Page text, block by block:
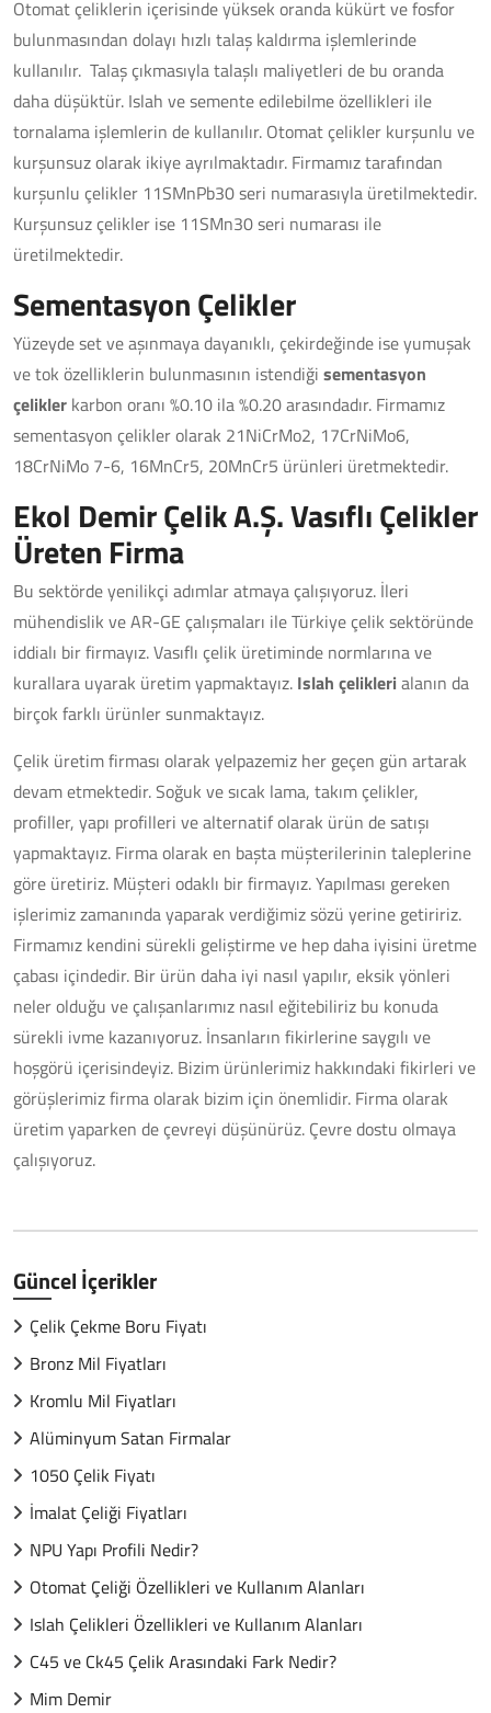
Otomat çeliklerin içerisinde yüksek oranda kükürt ve fosfor
bulunmasından dolayı hızlı talaş kaldırma işlemlerinde
kullanılır. Talaş çıkmasıyla talaşlı maliyetleri de bu oranda
daha düşüktür. Islah ve semente edilebilme özellikleri ile
tornalama işlemlerin de kullanılır. Otomat çelikler kurşunlu ve
kurşunsuz olarak ikiye ayrılmaktadır. Firmamız tarafından
kurşunlu çelikler 11SMnPb30 seri numarasıyla üretilmektedir.
Kurşunsuz çelikler ise 11SMn30 seri numarası ile
üretilmektedir.
Sementasyon Çelikler
Yüzeyde set ve aşınmaya dayanıklı, çekirdeğinde ise yumuşak
ve tok özelliklerin bulunmasının istendiği sementasyon
çelikler karbon oranı %0.10 ila %0.20 arasındadır. Firmamız
sementasyon çelikler olarak 21NiCrMo2, 17CrNiMo6,
18CrNiMo 7-6, 16MnCr5, 20MnCr5 ürünleri üretmektedir.
Ekol Demir Çelik A.Ş. Vasıflı Çelikler
Üreten Firma
Bu sektörde yenilikçi adımlar atmaya çalışıyoruz. İleri
mühendislik ve AR-GE çalışmaları ile Türkiye çelik sektöründe
iddialı bir firmayız. Vasıflı çelik üretiminde normlarına ve
kurallara uyarak üretim yapmaktayız. Islah çelikleri alanın da
birçok farklı ürünler sunmaktayız.
Çelik üretim firması olarak yelpazemiz her geçen gün artarak
devam etmektedir. Soğuk ve sıcak lama, takım çelikler,
profiller, yapı profilleri ve alternatif olarak ürün de satışı
yapmaktayız. Firma olarak en başta müşterilerinin taleplerine
göre üretiriz. Müşteri odaklı bir firmayız. Yapılması gereken
işlerimiz zamanında yaparak verdiğimiz sözü yerine getiririz.
Firmamız kendini sürekli geliştirme ve hep daha iyisini üretme
çabası içindedir. Bir ürün daha iyi nasıl yapılır, eksik yönleri
neler olduğu ve çalışanlarımız nasıl eğitebiliriz bu konuda
sürekli ivme kazanıyoruz. İnsanların fikirlerine saygılı ve
hoşgörü içerisindeyiz. Bizim ürünlerimiz hakkındaki fikirleri ve
görüşlerimiz firma olarak bizim için önemlidir. Firma olarak
üretim yaparken de çevreyi düşünürüz. Çevre dostu olmaya
çalışıyoruz.
Güncel İçerikler
Çelik Çekme Boru Fiyatı
Bronz Mil Fiyatları
Kromlu Mil Fiyatları
Alüminyum Satan Firmalar
1050 Çelik Fiyatı
İmalat Çeliği Fiyatları
NPU Yapı Profili Nedir?
Otomat Çeliği Özellikleri ve Kullanım Alanları
Islah Çelikleri Özellikleri ve Kullanım Alanları
C45 ve Ck45 Çelik Arasındaki Fark Nedir?
Mim Demir